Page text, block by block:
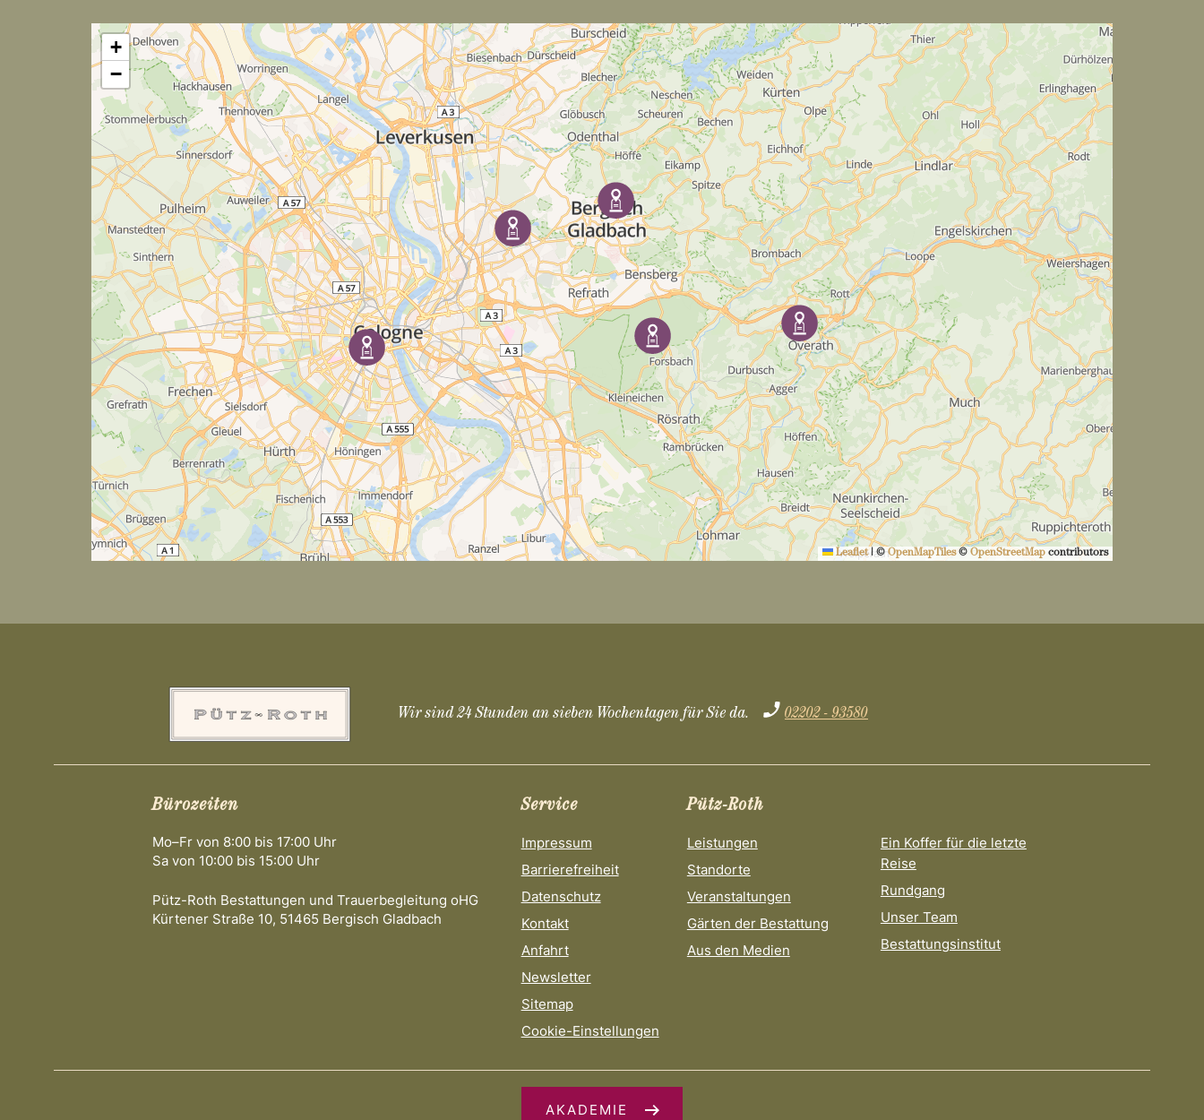
+
−
Leaflet |©OpenMapTiles© OpenStreetMap contributors
Wir sind 24 Stunden an sieben Wochentagen für Sie da. 02202 - 93580
Bürozeiten
Mo–Fr von 8:00 bis 17:00 Uhr
Sa von 10:00 bis 15:00 Uhr
Pütz-Roth Bestattungen und Trauerbegleitung oHG
Kürtener Straße 10, 51465 Bergisch Gladbach
Service
Impressum
Barrierefreiheit
Datenschutz
Kontakt
Anfahrt
Newsletter
Sitemap
Cookie-Einstellungen
Pütz-Roth
Leistungen
Standorte
Veranstaltungen
Gärten der Bestattung
Aus den Medien
Ein Koffer für die letzte
Reise
Rundgang
Unser Team
Bestattungsinstitut
AKADEMIE